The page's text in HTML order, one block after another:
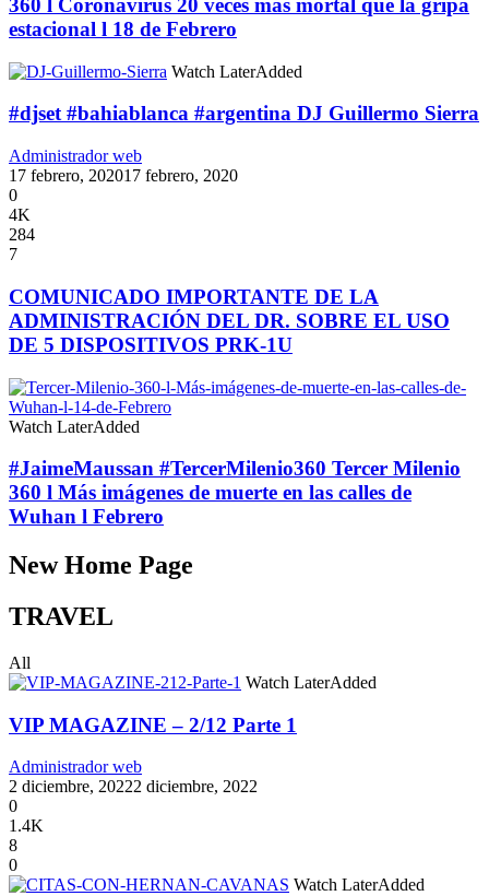
360 l Coronavirus 20 veces más mortal que la gripa
estacional l 18 de Febrero
Watch LaterAdded
#djset #bahiablanca #argentina DJ Guillermo Sierra
Administrador web
17 febrero, 202017 febrero, 2020
0
4K
284
7
COMUNICADO IMPORTANTE DE LA
ADMINISTRACIÓN DEL DR. SOBRE EL USO
DE 5 DISPOSITIVOS PRK-1U
Watch LaterAdded
#JaimeMaussan #TercerMilenio360 Tercer Milenio
360 l Más imágenes de muerte en las calles de
Wuhan l Febrero
New Home Page
TRAVEL
All
Watch LaterAdded
VIP MAGAZINE – 2/12 Parte 1
Administrador web
2 diciembre, 20222 diciembre, 2022
0
1.4K
8
0
Watch LaterAdded